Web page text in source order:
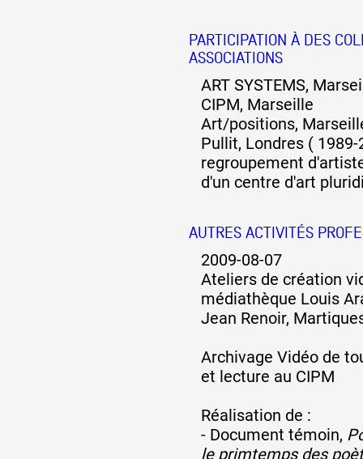
PARTICIPATION À DES
ASSOCIATIONS
ART SYSTEMS,
CIPM, Marseille
Art/positions,
Pullit, Londres ( 1989-
regroupement
d'un centre d'art
AUTRES ACTIVITÉS
2009-08-07
Ateliers de création
médiathèque Louis
Jean Renoir,
Archivage Vidéo de
et lecture au CIPM
Réalisation de :
- Document témoin,
le primtemps des